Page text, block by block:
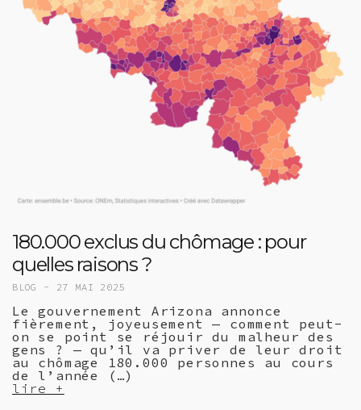
180.000 exclus du chômage : pour
quelles raisons ?
BLOG - 27 MAI 2025
Le gouvernement Arizona annonce
fièrement, joyeusement — comment peut-
on se point se réjouir du malheur des
gens ? — qu’il va priver de leur droit
au chômage 180.000 personnes au cours
de l’année (…)
lire +